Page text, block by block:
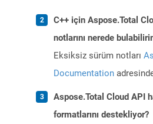
C++ için Aspose.Total
notlarını nerede
Eksiksiz sürüm notları
Documentation
Aspose.Total Cloud API
formatlarını destekliyor?